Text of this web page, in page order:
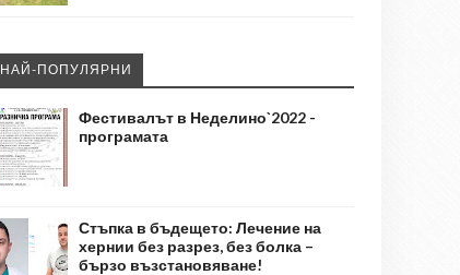
НАЙ-ПОПУЛЯРНИ
Фестивалът в Неделино`2022 -
програмата
Стъпка в бъдещето: Лечение на
хернии без разрез, без болка –
бързо възстановяване!